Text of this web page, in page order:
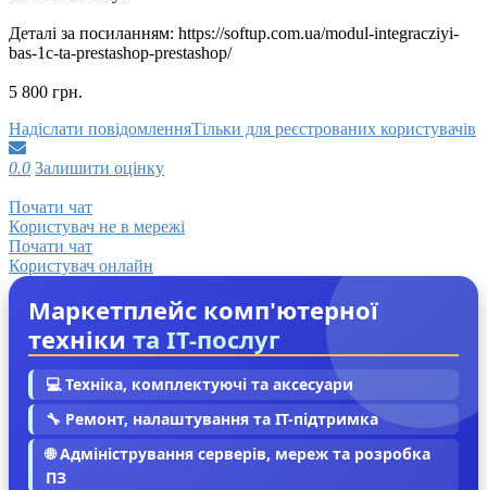
Деталі за посиланням: https://softup.com.ua/modul-integracziyi-
bas-1c-ta-prestashop-prestashop/
5 800 грн.
Надіслати повідомленняТільки для реєстрованих користувачів
0.0 Залишити оцінку
Почати чат
Користувач не в мережі
Почати чат
Користувач онлайн
Маркетплейс комп'ютерної
техніки та IT-послуг
💻 Техніка, комплектуючі та аксесуари
🔧 Ремонт, налаштування та IT-підтримка
🌐 Адміністрування серверів, мереж та розробка
ПЗ